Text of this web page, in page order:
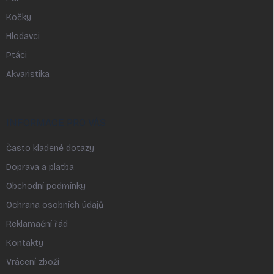
Kočky
Hlodavci
Ptáci
Akvaristika
Často kladené dotazy
Doprava a platba
Obchodní podmínky
Ochrana osobních údajů
Reklamační řád
Kontakty
Vrácení zboží